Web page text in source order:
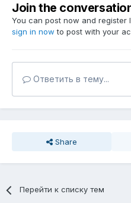
Join the
You can post now and register
sign in now to post with your
Ответить в тему...
Share
Перейти к списку тем